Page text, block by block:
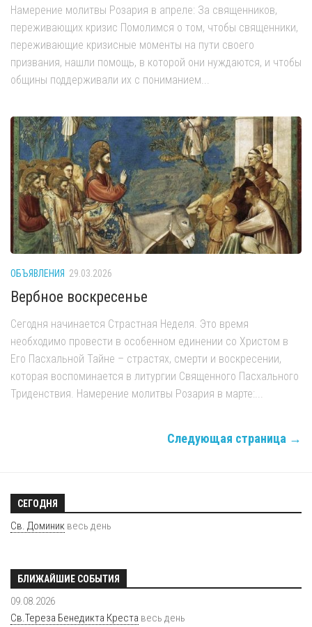
Намерение молитвы Розария в апреле: За священников,
переживающих кризис Помолимся о том, чтобы священники,
переживающие кризисные моменты на пути своего
призвания, нашли помощь, в которой они нуждаются, и чтобы
общины поддерживали их с пониманием...
ОБЪЯВЛЕНИЯ 29.03.2026
Вербное воскресенье
Сегодня начинается Страстная Неделя. Это время
необходимо провести в особенном единении со Христом в
Его Пасхальной Тайне – страстях, смерти и воскресении,
которая воспоминается в литургии Священного Пасхального
Триденствия. Намерение молитвы Розария в марте:...
Следующая страница →
СЕГОДНЯ
Св. Доминик весь день
БЛИЖАЙШИЕ СОБЫТИЯ
09.08.2026
Св.Тереза Бенедикта Креста весь день